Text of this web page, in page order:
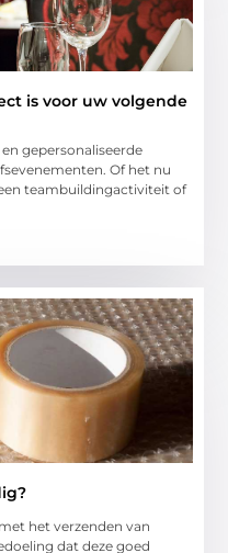
is voor uw volgende
gepersonaliseerde
Of het nu
teambuildingactiviteit of
het verzenden van
dat deze goed